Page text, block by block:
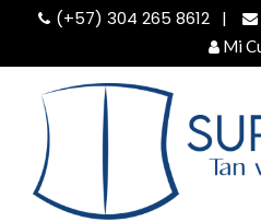
content
(+57) 304 265 8612
Mi